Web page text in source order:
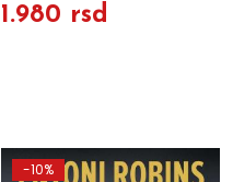
1.980 rsd
-10%